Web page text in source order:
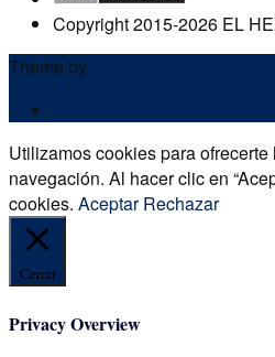
Copyright 2015-2026 EL
Theme by
Utilizamos cookies para
navegación. Al hacer clic en
cookies. Aceptar Rechazar
Cerrar
Privacy Overview